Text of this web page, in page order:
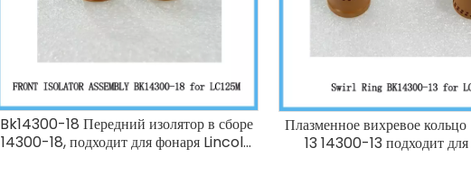
Bk14300-18 Передний изолятор в сборе
14300-18, подходит для фонаря Lincoln
Плазменное вихревое
13 14300-13 подходит